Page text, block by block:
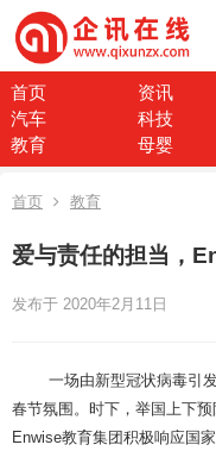
首页 资讯
汽车
科技
教育
母婴
首页 教育
爱与责任的担当，
发布于 2020年2月11日
一场由新型冠状病毒引
春节氛围。时下，举国上下
Enwise教育集团积极响应国